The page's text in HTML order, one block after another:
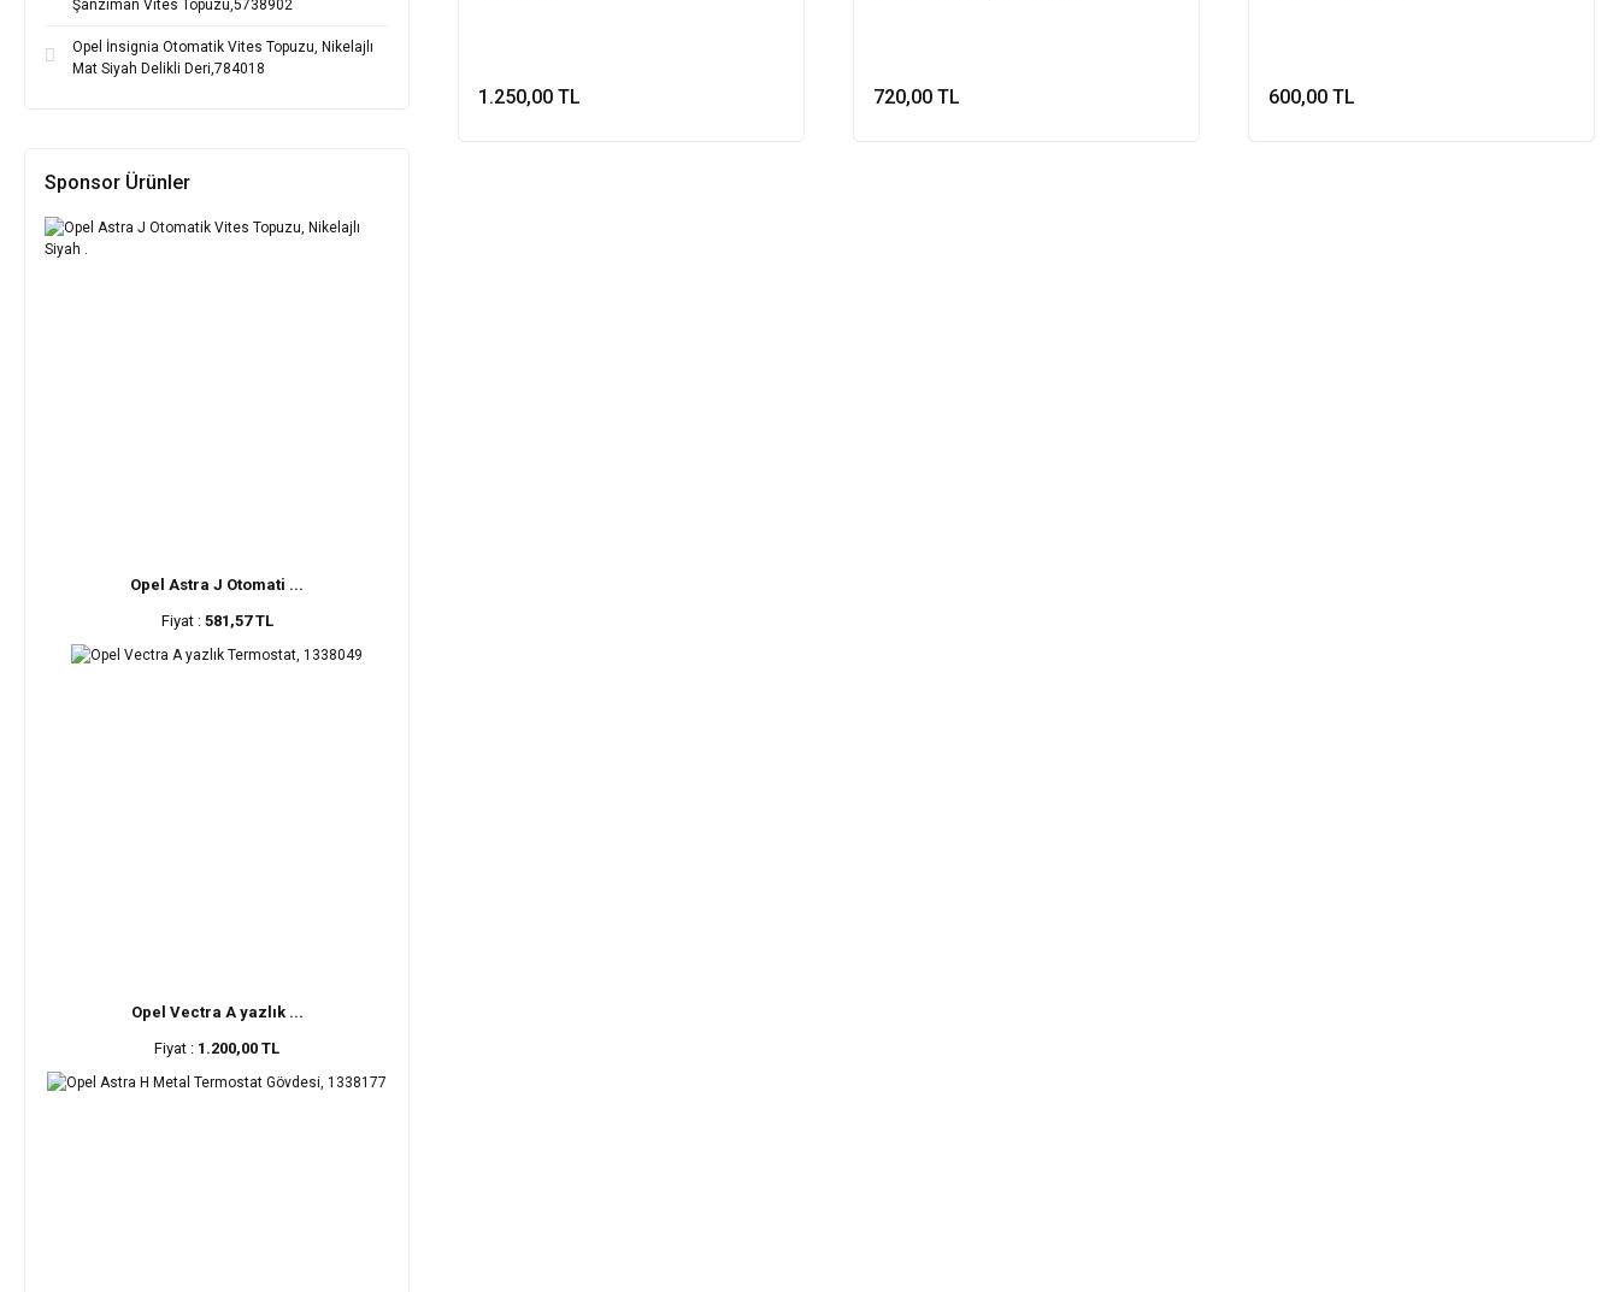
Şanzıman Vites Topuzu,5738902
Opel İnsignia Otomatik Vites Topuzu, Nikelajlı
Mat Siyah Delikli Deri,784018
Sponsor Ürünler
Opel Astra J Otomati ...
Fiyat : 581,57 TL
Opel Vectra A yazlık ...
Fiyat : 1.200,00 TL
1.250,00 TL 720,00 TL 600,00 TL